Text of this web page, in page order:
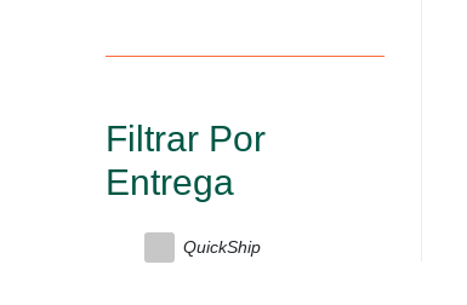
Filtrar Por
Entrega
QuickShip